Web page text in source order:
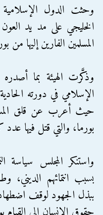
وحثت الدول
الخليجي على مد يد
المسلمين الفارين إليها من
وذكَّرت الهيئة بما أصدره
الإسلامي في دورته
حيث أعرب عن قلق
بورما، والتي قتل فيها
واستنكر المجلس سياسة
بسبب انتمائهم الديني،
ببذل الجهود لوقف